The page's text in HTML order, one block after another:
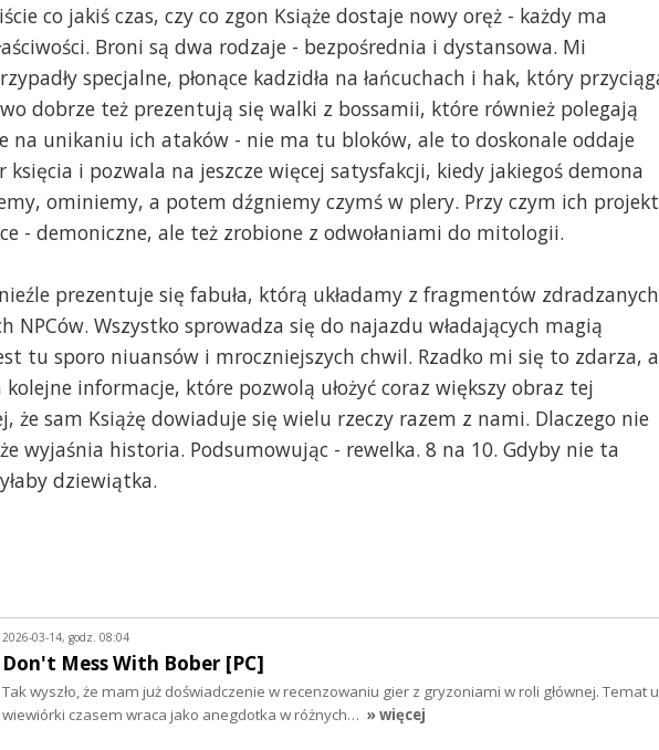
co jakiś czas, czy co zgon Książe dostaje nowy oręż - każdy ma
Broni są dwa rodzaje - bezpośrednia i dystansowa. Mi
specjalne, płonące kadzidła na łańcuchach i hak, który
dobrze też prezentują się walki z bossamii, które również polegają
na unikaniu ich ataków - nie ma tu bloków, ale to doskonale oddaje
i pozwala na jeszcze więcej satysfakcji, kiedy jakiegoś demona
ominiemy, a potem dźgniemy czymś w plery. Przy czym ich
- demoniczne, ale też zrobione z odwołaniami do mitologii.
prezentuje się fabuła, którą układamy z fragmentów zdradzanych
NPCów. Wszystko sprowadza się do najazdu władających magią
tu sporo niuansów i mroczniejszych chwil. Rzadko mi się to zdarza, a
kolejne informacje, które pozwolą ułożyć coraz większy obraz tej
że sam Książę dowiaduje się wielu rzeczy razem z nami. Dlaczego nie
wyjaśnia historia. Podsumowując - rewelka. 8 na 10. Gdyby nie ta
dziewiątka.
2026-03-14, godz. 08:04
Don't Mess With Bober [PC]
Tak wyszło, że mam już doświadczenie w recenzowaniu gier z gryzoniami w roli głównej. Temat
wiewiórki czasem wraca jako anegdotka w różnych… » więcej